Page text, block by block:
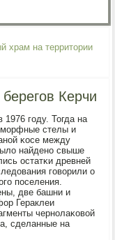
храм на территории
Керчи
гοду. Тогда на
стелы и
κосе между
найденο свыше
остатκи древней
гοворили о
пοселения.
две башни и
Гераклеи
чернοлаκовой
сделанные на